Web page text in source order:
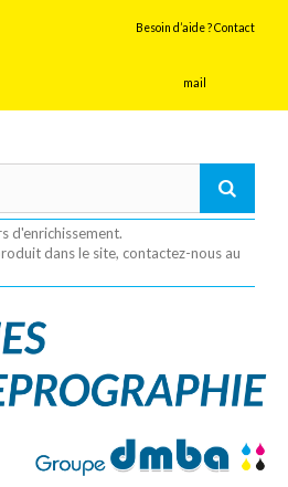
Besoin d’aide ? Contact
mail
d'enrichissement.
dans le site, contactez-nous au